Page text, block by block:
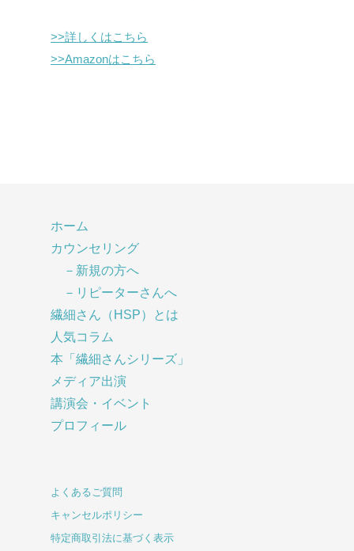
>>詳しくはこちら
>>Amazonはこちら
ホーム
カウンセリング
－新規の方へ
－リピーターさんへ
繊細さん（HSP）とは
人気コラム
本「繊細さんシリーズ」
メディア出演
講演会・イベント
プロフィール
よくあるご質問
キャンセルポリシー
特定商取引法に基づく表示